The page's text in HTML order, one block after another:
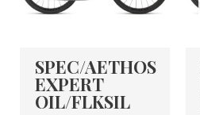
SPEC/AETHOS
EXPERT
OIL/FLKSIL